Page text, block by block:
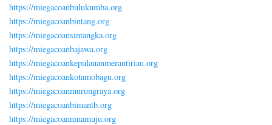
https://miegacoanbulukumba.org
https://miegacoanbintang.org
https://miegacoansintangka.org
https://miegacoanbajawa.org
https://miegacoankepulauanmerantiriau.org
https://miegacoankotamobagu.org
https://miegacoanmurungraya.org
https://miegacoanbimantb.org
https://miegacoannmamuju.org